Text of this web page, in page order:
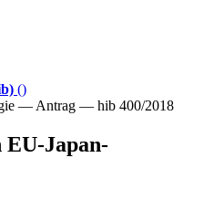
()
— Antrag — hib 400/2018
Japan-